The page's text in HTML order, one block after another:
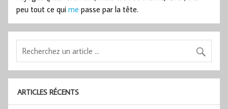
peu tout ce qui me passe par la tête.
ARTICLES RÉCENTS